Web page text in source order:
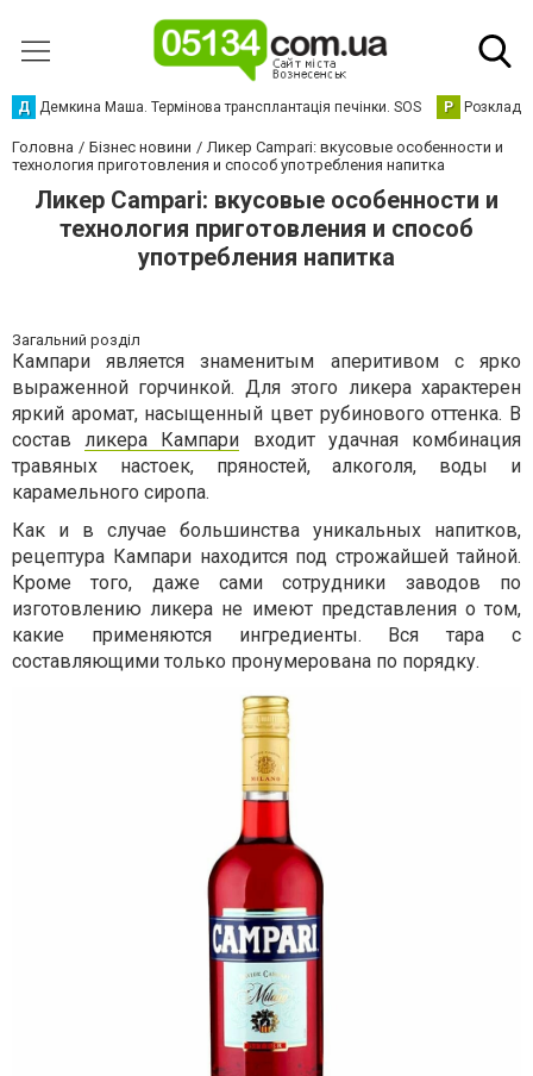
Д Демкина Маша. Термінова трансплантація печінки. SOS Р Розклад
Головна Бізнес новини
Ликер Campari: вкусовые особенности и
технология приготовления и способ употребления напитка
Ликер Campari: вкусовые особенности и
технология приготовления и способ
употребления напитка
Загальний розділ
Кампари является знаменитым аперитивом с ярко
выраженной горчинкой. Для этого ликера характерен
яркий аромат, насыщенный цвет рубинового оттенка. В
составликера Кампари входит удачная комбинация
травяных настоек, пряностей, алкоголя, воды и
карамельного сиропа.
Как и в случае большинства уникальных напитков,
рецептура Кампари находится под строжайшей тайной.
Кроме того, даже сами сотрудники заводов по
изготовлению ликера не имеют представления о том,
какие применяются ингредиенты. Вся тара с
составляющими только пронумерована по порядку.